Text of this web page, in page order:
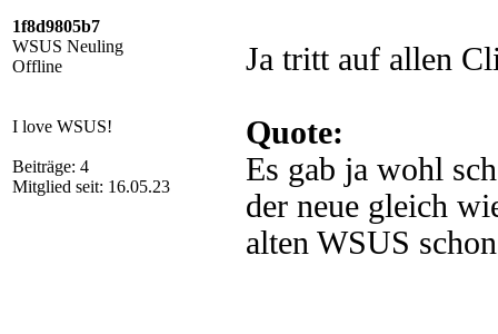
1f8d9805b7
WSUS Neuling
Offline
I love WSUS!
Beiträge: 4
Mitglied seit: 16.05.23
Ja tritt auf allen
Quote:
Es gab ja wohl
der neue gleich
alten WSUS